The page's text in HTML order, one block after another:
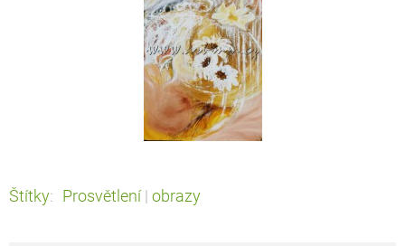
Štítky: Prosvětlení obrazy